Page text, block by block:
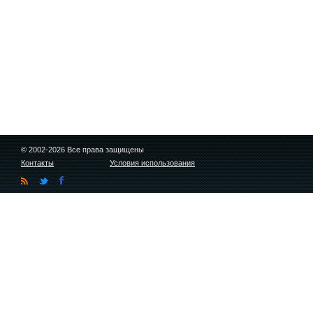
© 2002-2026 Все права защищены
Контакты
Условия использования